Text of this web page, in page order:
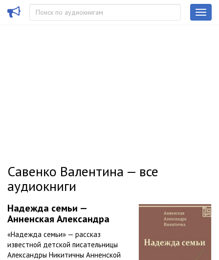
Савенко Валентина — все
аудиокниги
Надежда семьи —
Анненская Александра
«Надежда семьи» — рассказ
известной детской писательницы
Александры Никитичны Анненской